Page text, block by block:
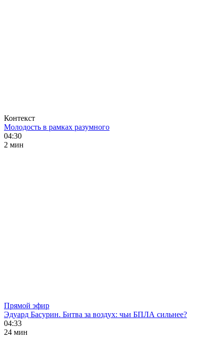
Контекст
Молодость в рамках разумного
04:30
2 мин
Прямой эфир
Эдуард Басурин. Битва за воздух: чьи БПЛА сильнее?
04:33
24 мин